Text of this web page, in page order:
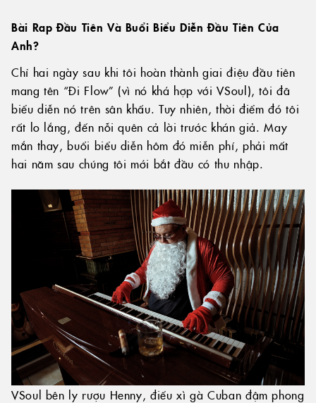
Bài Rap Đầu Tiên Và Buổi Biểu Diễn Đầu Tiên Của
Anh?
Chỉ hai ngày sau khi tôi hoàn thành giai điệu đầu tiên
mang tên “Đi Flow” (vì nó khá hợp với VSoul), tôi đã
biểu diễn nó trên sân khấu. Tuy nhiên, thời điểm đó tôi
rất lo lắng, đến nỗi quên cả lời trước khán giả. May
mắn thay, buổi biểu diễn hôm đó miễn phí, phải mất
hai năm sau chúng tôi mới bắt đầu có thu nhập.
VSoul bên ly rượu Henny, điếu xì gà Cuban đậm phong